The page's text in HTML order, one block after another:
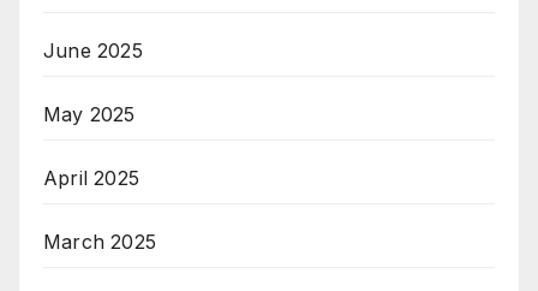
June 2025
May 2025
April 2025
March 2025